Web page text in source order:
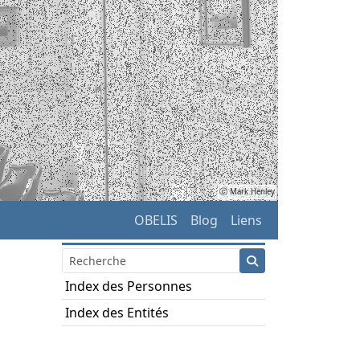
ⓒ Mark Henley
OBELIS Blog Liens
Index des Personnes
Index des Entités